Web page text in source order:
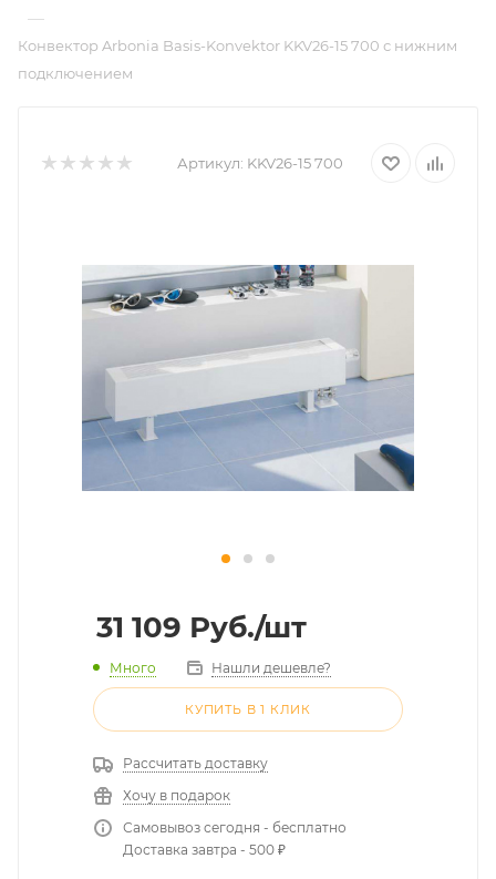
—
Конвектор Arbonia Basis-Konvektor KKV26-15 700 с нижним
подключением
Артикул: KKV26-15 700
31 109 Руб./шт
Много Нашли дешевле?
КУПИТЬ В 1 КЛИК
Рассчитать доставку
Хочу в подарок
Самовывоз сегодня - бесплатно
Доставка завтра - 500 ₽